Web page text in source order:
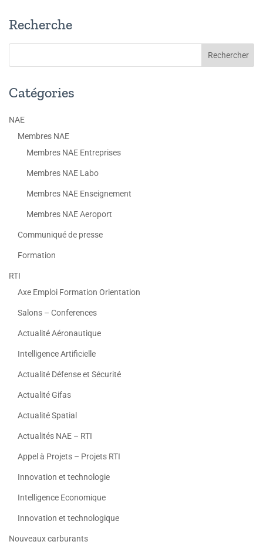
Recherche
Catégories
NAE
Membres NAE
Membres NAE Entreprises
Membres NAE Labo
Membres NAE Enseignement
Membres NAE Aeroport
Communiqué de presse
Formation
RTI
Axe Emploi Formation Orientation
Salons – Conferences
Actualité Aéronautique
Intelligence Artificielle
Actualité Défense et Sécurité
Actualité Gifas
Actualité Spatial
Actualités NAE – RTI
Appel à Projets – Projets RTI
Innovation et technologie
Intelligence Economique
Innovation et technologique
Nouveaux carburants